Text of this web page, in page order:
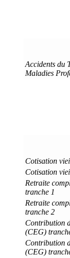
Accidents du
Maladies
Cotisation
Cotisation
Retraite
tranche 1
Retraite
tranche 2
Contribution
(CEG)
Contribution
(CEG)